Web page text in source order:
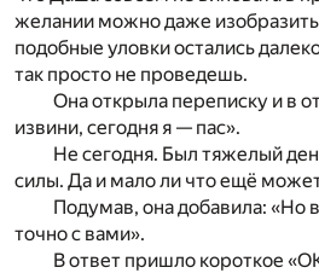
желании можно даже
подобные уловки остались
так просто не проведешь.
Она открыла переписку и в
извини, сегодня я — пас».
Не сегодня. Был тяжелый
силы. Да и мало ли что ещё
Подумав, она добавила: «Но
точно с вами».
В ответ пришло короткое